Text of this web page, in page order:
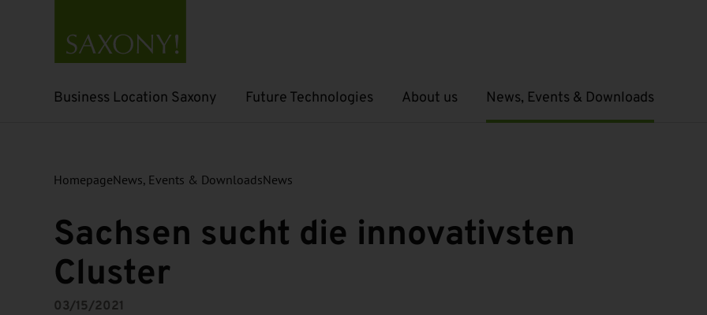
Business Location Saxony
Open submenu Future Technologies
Open submenu About us
Open submenu News, Events & Downloads
Open submenu
HomepageNews, Events & DownloadsNews
Sachsen sucht die innovativsten
Cluster
03/15/2021